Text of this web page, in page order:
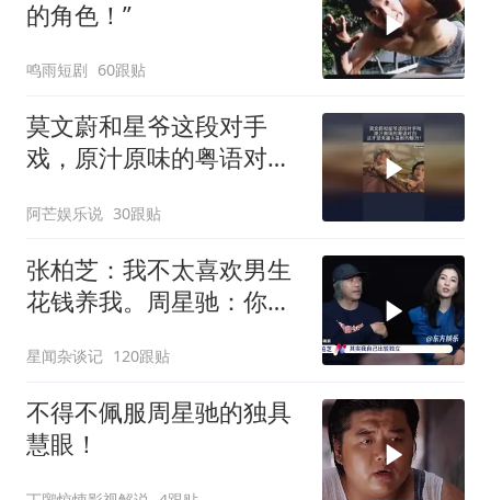
的角色！”
鸣雨短剧 60跟贴
莫文蔚和星爷这段对手
戏，原汁原味的粤语对
魅力！
阿芒娱乐说 30跟贴
张柏芝：我不太喜欢男生
花钱养我。周星驰：你不
星闻杂谈记 120跟贴
不得不佩服周星驰的独具
慧眼！